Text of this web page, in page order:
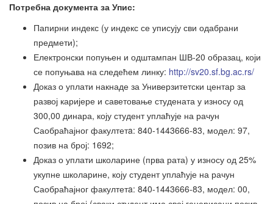
Потребна документа за Упис:
Папирни индекс (у индекс се уписују сви одабрани
предмети);
Електронски попуњен и одштампан ШВ-20 образац, који
се попуњава на следећем линку: http://sv20.sf.bg.ac.rs/
Доказ о уплати накнаде за Универзитетски центар за
развој каријере и саветовање студената у износу од
300,00 динара, коју студент уплаћује на рачун
Саобраћајног факултетa: 840-1443666-83, модел: 97,
позив на број: 1692;
Доказ о уплати школарине (прва рата) у износу од 25%
укупне школарине, коју студент уплаћује на рачун
Саобраћајног факултетa: 840-1443666-83, модел: 00,